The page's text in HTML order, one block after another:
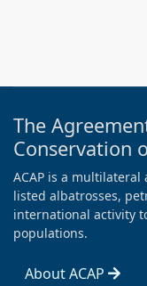
The
Conservation
ACAP is a
listed albatrosses,
international activity
populations.
About ACAP